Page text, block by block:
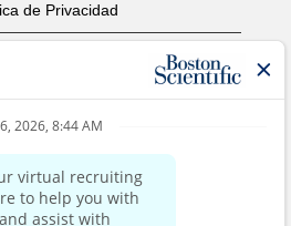
de Privacidad
Derechos de Autor
Centrales